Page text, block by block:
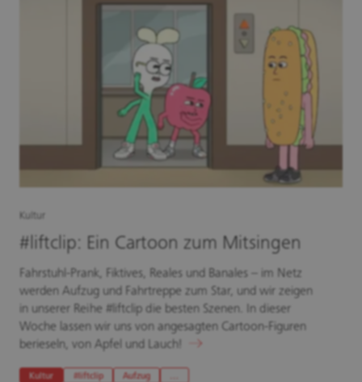
Kultur
#liftclip: Ein Cartoon zum Mitsingen
Fahrstuhl-Prank, Fiktives, Reales und Banales – im Netz
werden Aufzug und Fahrtreppe zum Star, und wir zeigen
in unserer Reihe #liftclip die besten Szenen. In dieser
Woche lassen wir uns von angesagten Cartoon-Figuren
berieseln, von Apfel und Lauch!
Kultur #liftclip Aufzug